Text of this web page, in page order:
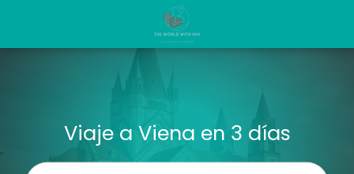
Viaje a Viena en 3 días